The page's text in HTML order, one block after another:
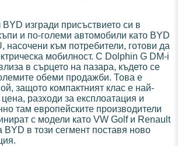
изгради присъствието си в
и по-големи автомобили като BYD
насочени към потребители, готови да
мобилност. С Dolphin G DM-i
в сърцето на пазара, където се
обеми продажби. Това е
защото компактният клас е най-
разходи за експлоатация и
там европейските производители
с модели като VW Golf и Renault
BYD в този сегмент поставя ново